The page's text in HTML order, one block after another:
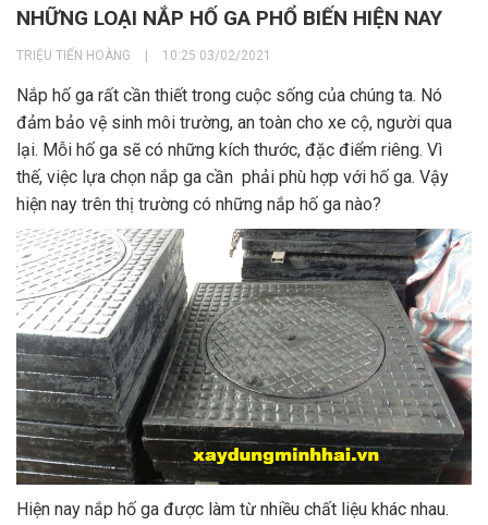
NHỮNG LOẠI NẮP HỐ GA PHỔ BIẾN HIỆN NAY
TRIỆU TIẾN HOÀNG 10:25 03/02/2021
Nắp hố ga rất cần thiết trong cuộc sống của chúng ta. Nó
đảm bảo vệ sinh môi trường, an toàn cho xe cộ, người qua
lại. Mỗi hố ga sẽ có những kích thước, đặc điểm riêng. Vì
thế, việc lựa chọn nắp ga cần phải phù hợp với hố ga. Vậy
hiện nay trên thị trường có những nắp hố ga nào?
Hiện nay nắp hố ga được làm từ nhiều chất liệu khác nhau.